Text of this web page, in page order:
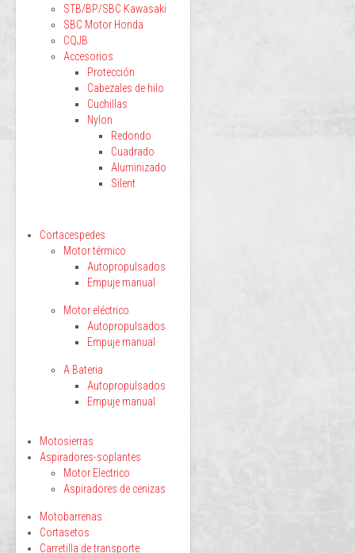
STB/BP/SBC Kawasaki
SBC Motor Honda
CQJB
Accesorios
Protección
Cabezales de hilo
Cuchillas
Nylon
Redondo
Cuadrado
Aluminizado
Silent
Cortacespedes
Motor térmico
Autopropulsados
Empuje manual
Motor eléctrico
Autopropulsados
Empuje manual
A Bateria
Autopropulsados
Empuje manual
Motosierras
Aspiradores-soplantes
Motor Electrico
Aspiradores de cenizas
Motobarrenas
Cortasetos
Carretilla de transporte